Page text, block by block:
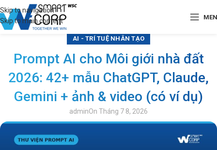
Skip to navigation
Skip to main content
AI - TRÍ TUỆ NHÂN TẠO
Prompt AI cho Môi giới nhà đất
2026: 42+ mẫu ChatGPT, Claude,
Gemini + ảnh & video (có ví dụ)
adminOn Tháng 7 8, 2026